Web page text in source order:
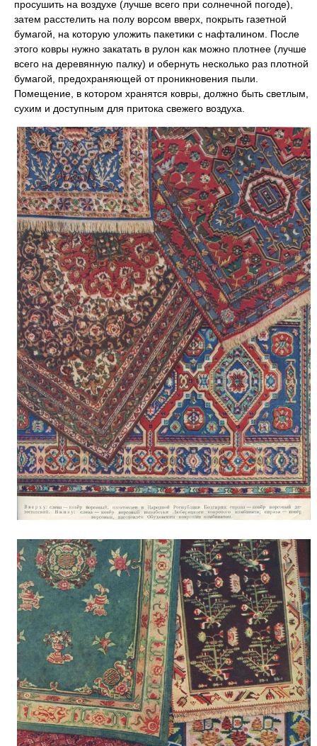
просушить на воздухе (лучше всего при солнечной погоде),
затем расстелить на полу ворсом вверх, покрыть газетной
бумагой, на которую уложить пакетики с нафталином. После
этого ковры нужно закатать в рулон как можно плотнее (лучше
всего на деревянную палку) и обернуть несколько раз плотной
бумагой, предохраняющей от проникновения пыли.
Помещение, в котором хранятся ковры, должно быть светлым,
сухим и доступным для притока свежего воздуха.